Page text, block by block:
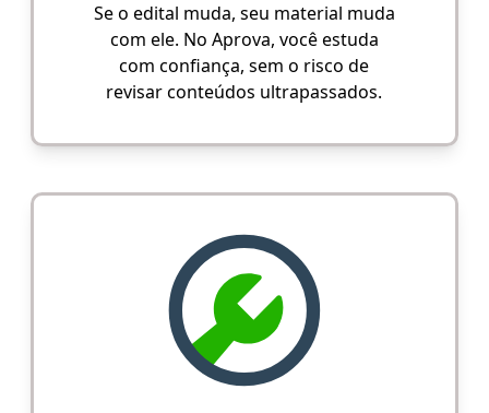
Se o edital muda, seu material muda
com ele. No Aprova, você estuda
com confiança, sem o risco de
revisar conteúdos ultrapassados.